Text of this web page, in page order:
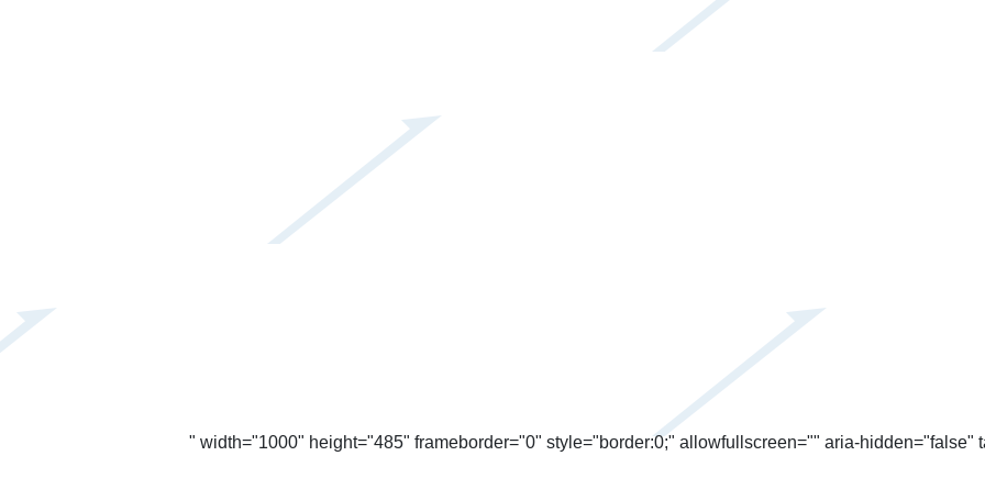
" width="1000" height="485" frameborder="0" style="border:0;" allowfullscreen="" aria-hidden="false"